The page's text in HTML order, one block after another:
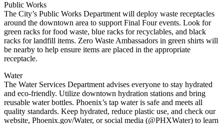
Public Works
The City’s Public Works Department will deploy waste receptacles
around the downtown area to support Final Four events. Look for
green racks for food waste, blue racks for recyclables, and black
racks for landfill items. Zero Waste Ambassadors in green shirts will
be nearby to help ensure items are placed in the appropriate
receptacle.
Water
The Water Services Department advises everyone to stay hydrated
and eco-friendly. Utilize downtown hydration stations and bring
reusable water bottles. Phoenix’s tap water is safe and meets all
quality standards. Keep hydrated, reduce plastic use, and check our
website, Phoenix.gov/Water, or social media (@PHXWater) to learn